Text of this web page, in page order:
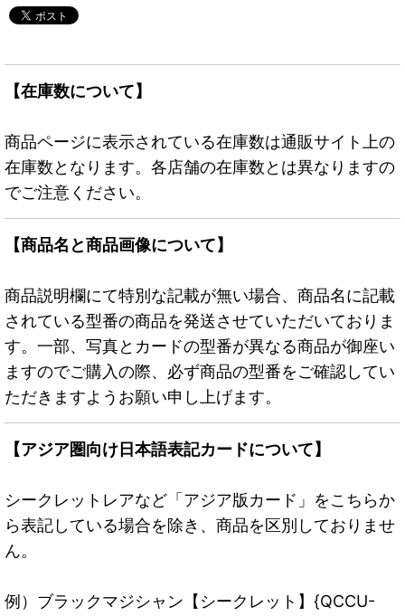
【在庫数について】
商品ページに表示されている在庫数は通販サイト上の
在庫数となります。各店舗の在庫数とは異なりますの
でご注意ください。
【商品名と商品画像について】
商品説明欄にて特別な記載が無い場合、商品名に記載
されている型番の商品を発送させていただいておりま
す。一部、写真とカードの型番が異なる商品が御座い
ますのでご購入の際、必ず商品の型番をご確認してい
ただきますようお願い申し上げます。
【アジア圏向け日本語表記カードについて】
シークレットレアなど「アジア版カード」をこちらか
ら表記している場合を除き、商品を区別しておりませ
ん。
例）ブラックマジシャン【シークレット】{QCCU-